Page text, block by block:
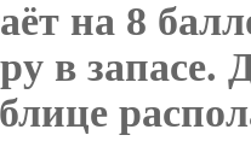
на 8
в запасе.